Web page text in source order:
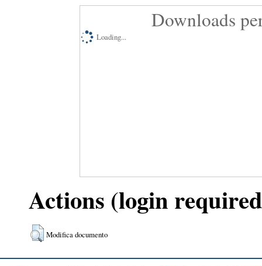
Downloads
Loading...
Actions (login
Modifica documento